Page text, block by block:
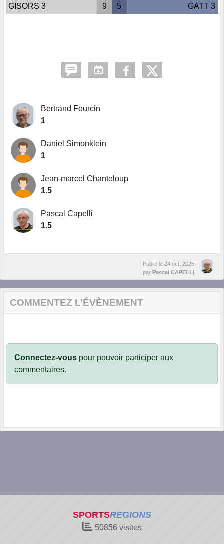
GISORS 3 9 5 GATT 3
Bertrand Fourcin
1
Daniel Simonklein
1
Jean-marcel Chanteloup
1.5
Pascal Capelli
1.5
Publié le 24 oct. 2025
par Pascal CAPELLI
COMMENTEZ L’ÉVÈNEMENT
Connectez-vous pour pouvoir participer aux
commentaires.
SPORTSREGIONS
50856visites